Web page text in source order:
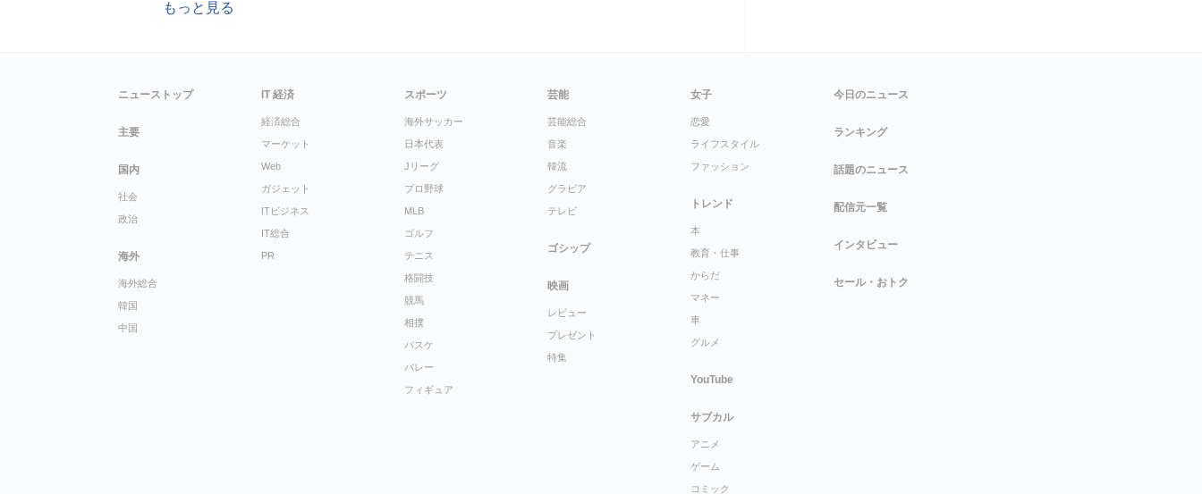
もっと見る
ニューストップ
主要
国内
社会
政治
海外
海外総合
韓国
中国
IT 経済
経済総合
マーケット
Web
ガジェット
ITビジネス
IT総合
PR
スポーツ
海外サッカー
日本代表
Jリーグ
プロ野球
MLB
ゴルフ
テニス
格闘技
競馬
相撲
バスケ
バレー
フィギュア
芸能
芸能総合
音楽
韓流
グラビア
テレビ
ゴシップ
映画
レビュー
プレゼント
特集
女子
恋愛
ライフスタイル
ファッション
トレンド
本
教育・仕事
からだ
マネー
車
グルメ
YouTube
サブカル
アニメ
ゲーム
コミック
今日のニュース
ランキング
話題のニュース
配信元一覧
インタビュー
セール・おトク